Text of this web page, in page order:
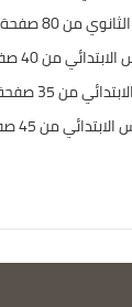
من 80 صفحة
من 40 صفحة
من 35 صفحة
من 45 صفحة